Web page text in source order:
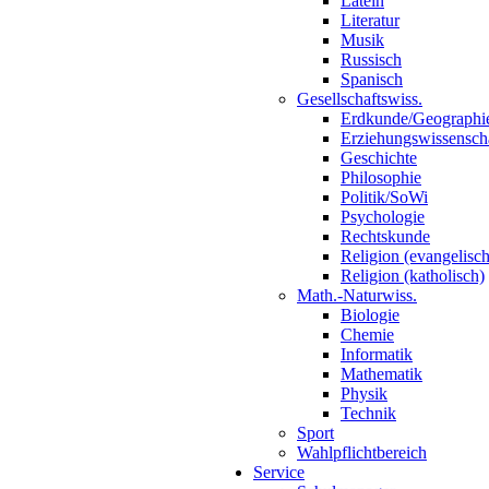
Literatur
Musik
Russisch
Spanisch
Gesellschaftswiss.
Erdkunde/
Geschichte
Philosophie
Politik/SoWi
Psychologie
Rechtskunde
Religion
Religion (katholisch)
Math.-Naturwiss.
Biologie
Chemie
Informatik
Mathematik
Physik
Technik
Sport
Wahlpflichtbereich
Service